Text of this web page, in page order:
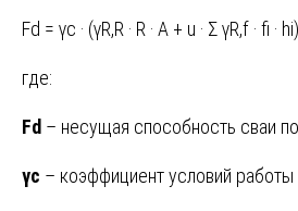
Fd = γc · (γR,R · R · A + u · Σ γR,f · fi · hi)
где:
Fd – несущая способность сваи по
γc – коэффициент условий работы